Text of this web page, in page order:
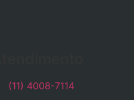
(11) 4008-7114